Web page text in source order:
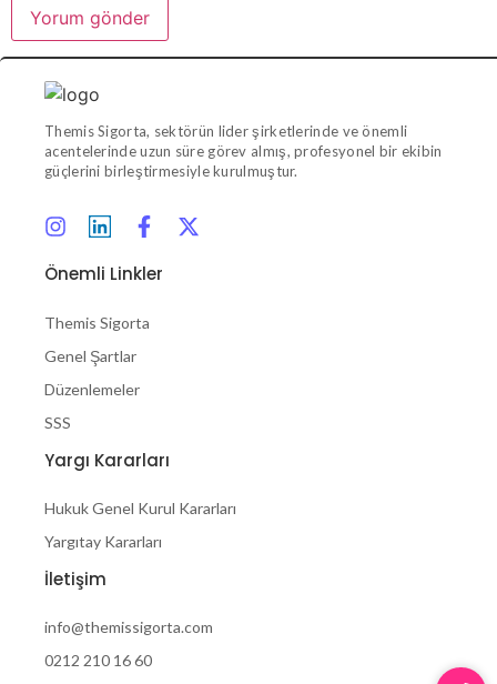
Themis Sigorta, sektörün lider şirketlerinde ve önemli
acentelerinde uzun süre görev almış, profesyonel bir ekibin
güçlerini birleştirmesiyle kurulmuştur.
Önemli Linkler
Themis Sigorta
Genel Şartlar
Düzenlemeler
SSS
Yargı Kararları
Hukuk Genel Kurul Kararları
Yargıtay Kararları
İletişim
info@themissigorta.com
0212 210 16 60